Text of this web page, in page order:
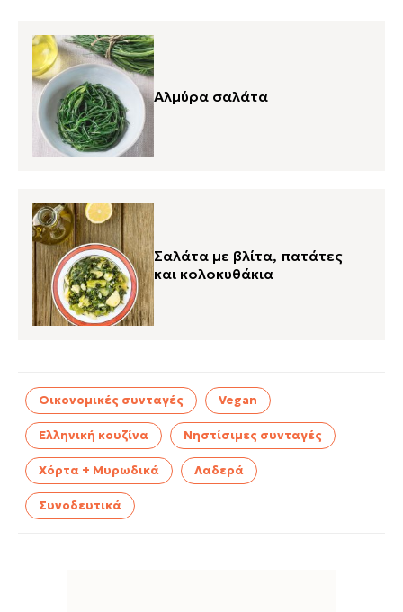
Αλμύρα σαλάτα
Σαλάτα με βλίτα, πατάτες
και κολοκυθάκια
Οικονομικές συνταγές Vegan
Ελληνική κουζίνα Νηστίσιμες συνταγές
Χόρτα + Μυρωδικά Λαδερά
Συνοδευτικά